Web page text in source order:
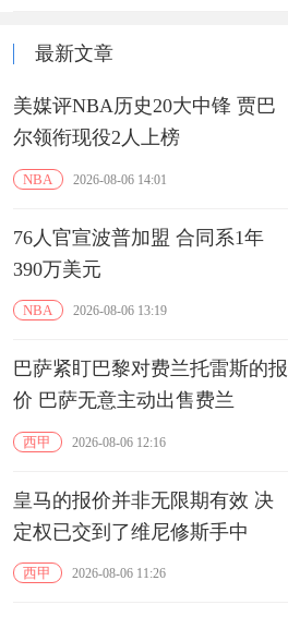
最新文章
美媒评NBA历史20大中锋 贾巴
尔领衔现役2人上榜
NBA 2026-08-06 14:01
76人官宣波普加盟 合同系1年
390万美元
NBA 2026-08-06 13:19
巴萨紧盯巴黎对费兰托雷斯的报
价 巴萨无意主动出售费兰
西甲 2026-08-06 12:16
皇马的报价并非无限期有效 决
定权已交到了维尼修斯手中
西甲 2026-08-06 11:26